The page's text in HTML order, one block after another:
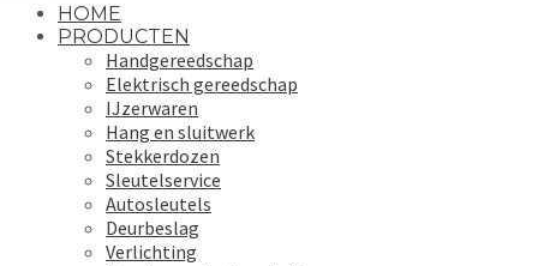
HOME
PRODUCTEN
Handgereedschap
Elektrisch gereedschap
IJzerwaren
Hang en sluitwerk
Stekkerdozen
Sleutelservice
Autosleutels
Deurbeslag
Verlichting